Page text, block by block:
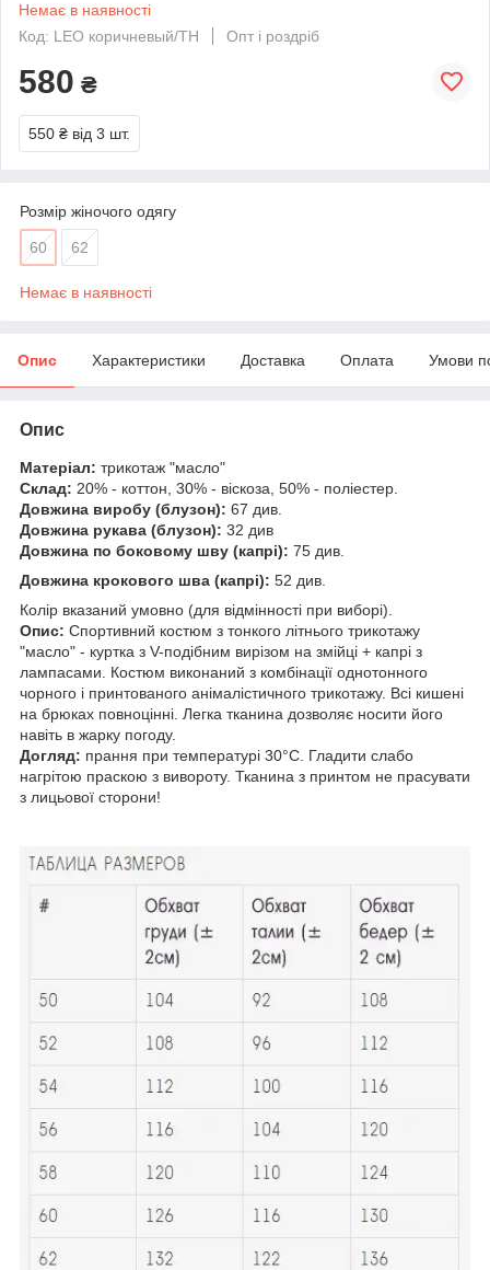
Немає в наявності
Код: LEO коричневый/ТН
Опт і роздріб
580 ₴
550 ₴ від 3 шт.
Розмір жіночого одягу
60 62
Немає в наявності
Опис Характеристики Доставка Оплата Умови
Опис
Матеріал: трикотаж "масло"
Склад: 20% - коттон, 30% - віскоза, 50% - поліестер.
Довжина виробу (блузон): 67 див.
Довжина рукава (блузон): 32 див
Довжина по боковому шву (капрі): 75 див.
Довжина крокового шва (капрі): 52 див.
Колір вказаний умовно (для відмінності при виборі).
Опис: Спортивний костюм з тонкого літнього трикотажу
"масло" - куртка з V-подібним вирізом на змійці + капрі з
лампасами. Костюм виконаний з комбінації однотонного
чорного і принтованого анімалістичного трикотажу. Всі кишені
на брюках повноцінні. Легка тканина дозволяє носити його
навіть в жарку погоду.
Догляд: прання при температурі 30°C. Гладити слабо
нагрітою праскою з вивороту. Тканина з принтом не прасувати
з лицьової сторони!